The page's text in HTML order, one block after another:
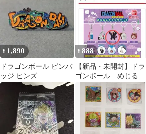
¥ 1,890
ドラゴンボール ピンバ
ッジ ピンズ
¥ 888
【新品・未開封】ドラ
ゴンボール めじるし
アクセサリー4 大猿悟